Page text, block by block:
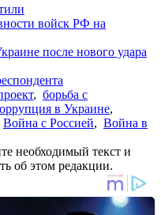
войск РФ на
после нового удара
, борьба с
в Украине,
Война с Россией, Война в
необходимый текст и
об этом редакции.